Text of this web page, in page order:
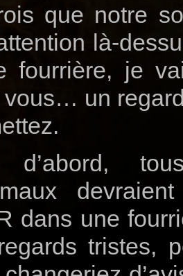
que notre
là-
fourrière, je
un
d’abord,
dans une
tristes,